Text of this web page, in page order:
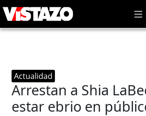
Actualidad
Arrestan a Shia
estar ebrio en